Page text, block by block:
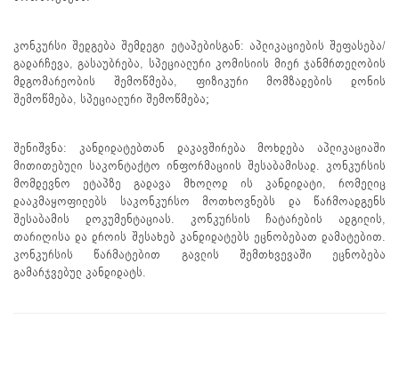
კონკურსი შედგება შემდეგი ეტაპებისგან: აპლიკაციების შეფასება/
გადარჩევა, გასაუბრება, სპეციალური კომისიის მიერ ჯანმრთელობის
მდგომარეობის შემოწმება, ფიზიკური მომზადების დონის
შემოწმება, სპეციალური შემოწმება;
შენიშვნა: კანდიდატებთან დაკავშირება მოხდება აპლიკაციაში
მითითებული საკონტაქტო ინფორმაციის შესაბამისად. კონკურსის
მომდევნო ეტაპზე გადავა მხოლოდ ის კანდიდატი, რომელიც
დააკმაყოფილებს საკონკურსო მოთხოვნებს და წარმოადგენს
შესაბამის დოკუმენტაციას. კონკურსის ჩატარების ადგილის,
თარიღისა და დროის შესახებ კანდიდატებს ეცნობებათ დამატებით.
კონკურსის წარმატებით გავლის შემთხვევაში ეცნობება
გამარჯვებულ კანდიდატს.